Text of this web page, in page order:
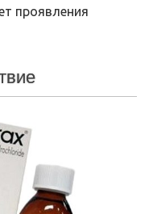
проявления